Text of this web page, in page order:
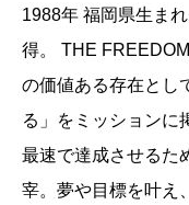
1988年 福岡県生ま
得。 THE
の価値ある存在とし
る」をミッションに
最速で達成させるた
宰。夢や目標を叶え